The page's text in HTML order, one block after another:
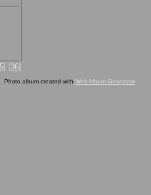
[36]
Photo album created with Web Album Generator